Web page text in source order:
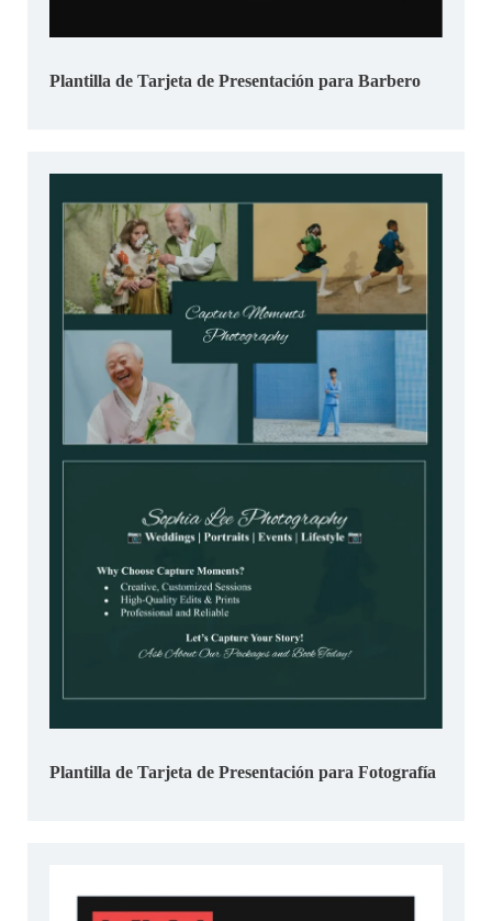
Plantilla de Tarjeta de Presentación para Barbero
Plantilla de Tarjeta de Presentación para Fotografía